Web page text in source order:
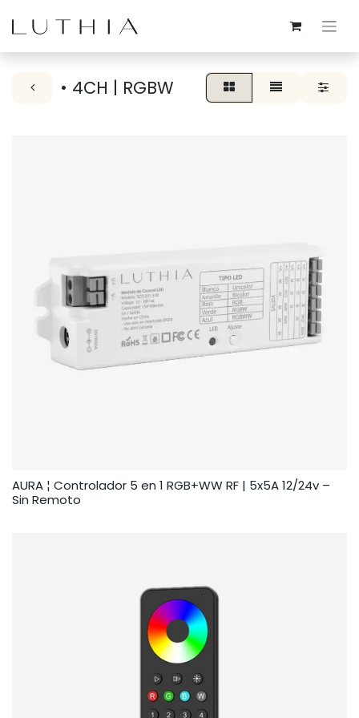
• 4CH | RGBW
AURA ¦ Controlador 5 en 1 RGB+WW RF | 5x5A 12/24v –
Sin Remoto